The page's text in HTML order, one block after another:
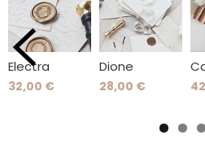
Electra
32,00 €
Dione
28,00 €